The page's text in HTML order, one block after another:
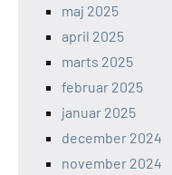
maj 2025
april 2025
marts 2025
februar 2025
januar 2025
december 2024
november 2024